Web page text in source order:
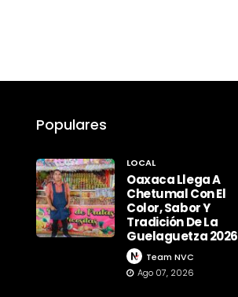
Populares
LOCAL
Oaxaca Llega A
Chetumal Con El
Color, Sabor Y
Tradición De La
Guelaguetza 2026
Team NVC
Ago 07, 2026